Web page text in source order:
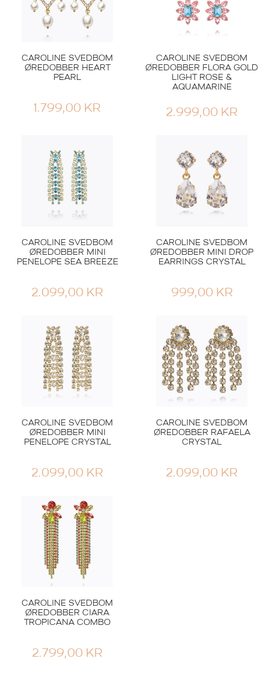
CAROLINE SVEDBOM
ØREDOBBER HEART
PEARL
1.799,00 KR
CAROLINE SVEDBOM
ØREDOBBER FLORA GOLD
LIGHT ROSE &
AQUAMARINE
2.999,00 KR
CAROLINE SVEDBOM
ØREDOBBER MINI
PENELOPE SEA BREEZE
2.099,00 KR
CAROLINE SVEDBOM
ØREDOBBER MINI DROP
EARRINGS CRYSTAL
999,00 KR
CAROLINE SVEDBOM
ØREDOBBER MINI
PENELOPE CRYSTAL
2.099,00 KR
CAROLINE SVEDBOM
ØREDOBBER RAFAELA
CRYSTAL
2.099,00 KR
CAROLINE SVEDBOM
ØREDOBBER CIARA
TROPICANA COMBO
2.799,00 KR